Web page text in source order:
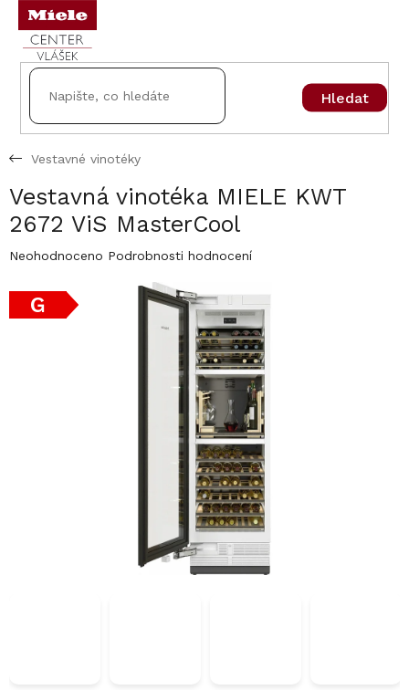
Přejít
obsah
Hledat
Vestavné vinotéky
Vestavná vinotéka MIELE KWT
2672 ViS MasterCool
Průměrné
produktu
Neohodnoceno Podrobnosti hodnocení
G